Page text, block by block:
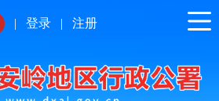
| 登录 | 注册